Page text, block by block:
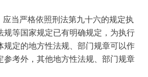
应当严格依照刑法第九十六的规定执
规等国家规定已有明确规定，为执行
规定的地方性法规、部门规章可以作
参考外，其他地方性法规、部门规章